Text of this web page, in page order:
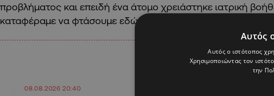
προβλήματος και επειδή ένα άτομο χρειάστηκε ιατρική
καταφέραμε να φτάσουμε εδώ», ανέφερε.
08.08.2026 20:40
Αυτός
Αυτός ο ιστότοπος
Χρησιμοποιώντας τον
την